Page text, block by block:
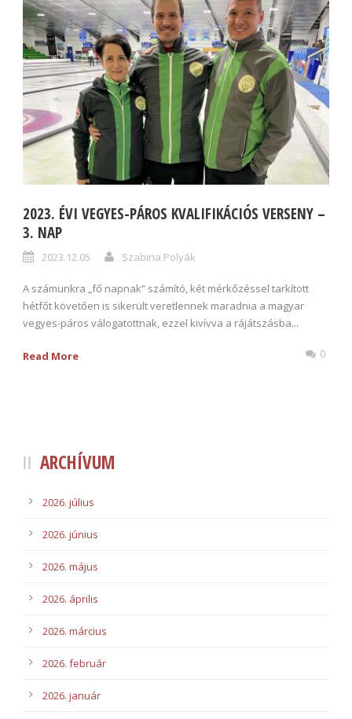
2023. ÉVI VEGYES-PÁROS KVALIFIKÁCIÓS VERSENY –
3. NAP
2023.12.05 Szabina Polyák
A számunkra „fő napnak” számító, két mérkőzéssel tarkított
hétfőt követően is sikerült veretlennek maradnia a magyar
vegyes-páros válogatottnak, ezzel kivívva a rájátszásba...
Read More 0
ARCHÍVUM
2026. július
2026. június
2026. május
2026. április
2026. március
2026. február
2026. január